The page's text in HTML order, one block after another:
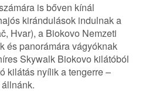
is bőven kínál
kirándulások indulnak a
Hvar), a Biokovo Nemzeti
és panorámára vágyóknak
Skywalk Biokovo kilátóból
kilátás nyílik a tengerre –